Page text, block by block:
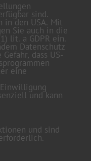
sind.
in den USA. Mit
Sie auch in die
lit. a GDPR ein.
Datenschutz
dass US-
eine
und kann
und sind